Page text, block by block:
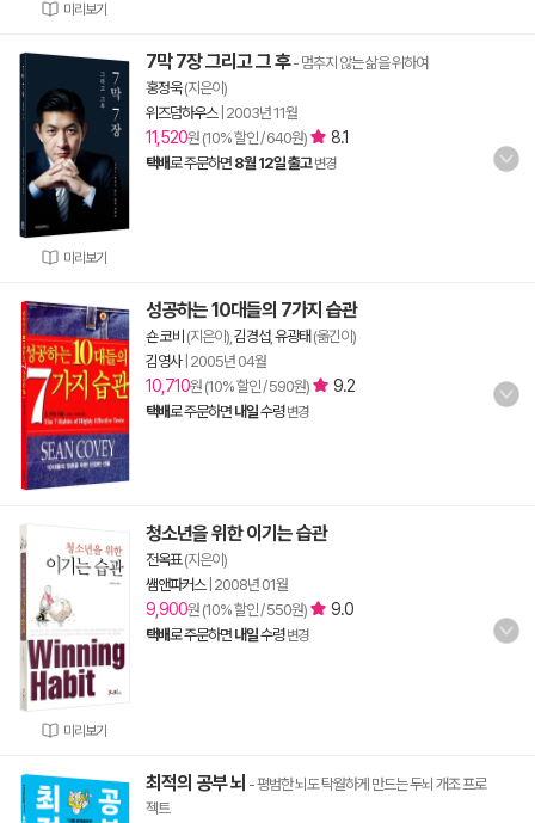
미리보기
미리보기
7막 7장 그리고 그 후- 멈추지 않는 삶을 위하여
홍정욱(지은이)
위즈덤하우스| 2003년 11월
11,520원 (10% 할인 / 640원) 8.1
택배로 주문하면 8월 12일 출고 변경
성공하는 10대들의 7가지 습관
숀 코비 (지은이), 김경섭, 유광태 (옮긴이)
김영사| 2005년 04월
10,710원 (10% 할인 / 590원) 9.2
택배로 주문하면 내일수령 변경
미리보기
청소년을 위한 이기는 습관
전옥표(지은이)
쌤앤파커스| 2008년 01월
9,900원 (10% 할인 / 550원) 9.0
택배로 주문하면 내일수령 변경
최적의 공부 뇌 - 평범한 뇌도 탁월하게 만드는 두뇌 개조 프로
젝트